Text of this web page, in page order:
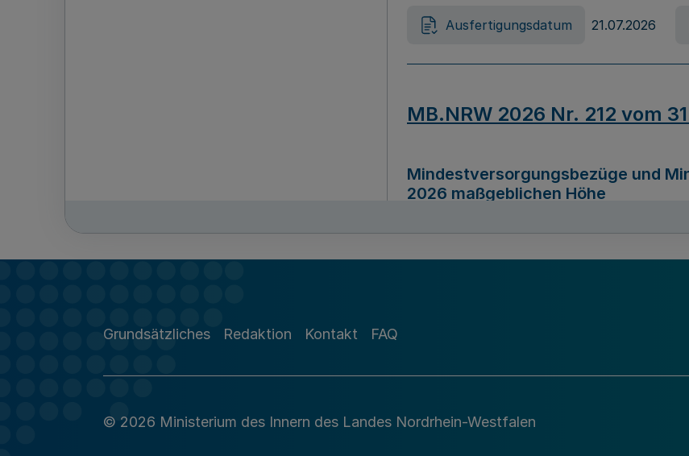
Ausfertigungsdatum 21.07.2026
MB.NRW 2026 Nr. 212 vom
Mindestversorgungsbezüge und
2026 maßgeblichen Höhe
Richtlinie zur Durchführung des
Grundsätzliches Redaktion Kontakt FAQ
© 2026 Ministerium des Innern des Landes Nordrhein-Westfalen